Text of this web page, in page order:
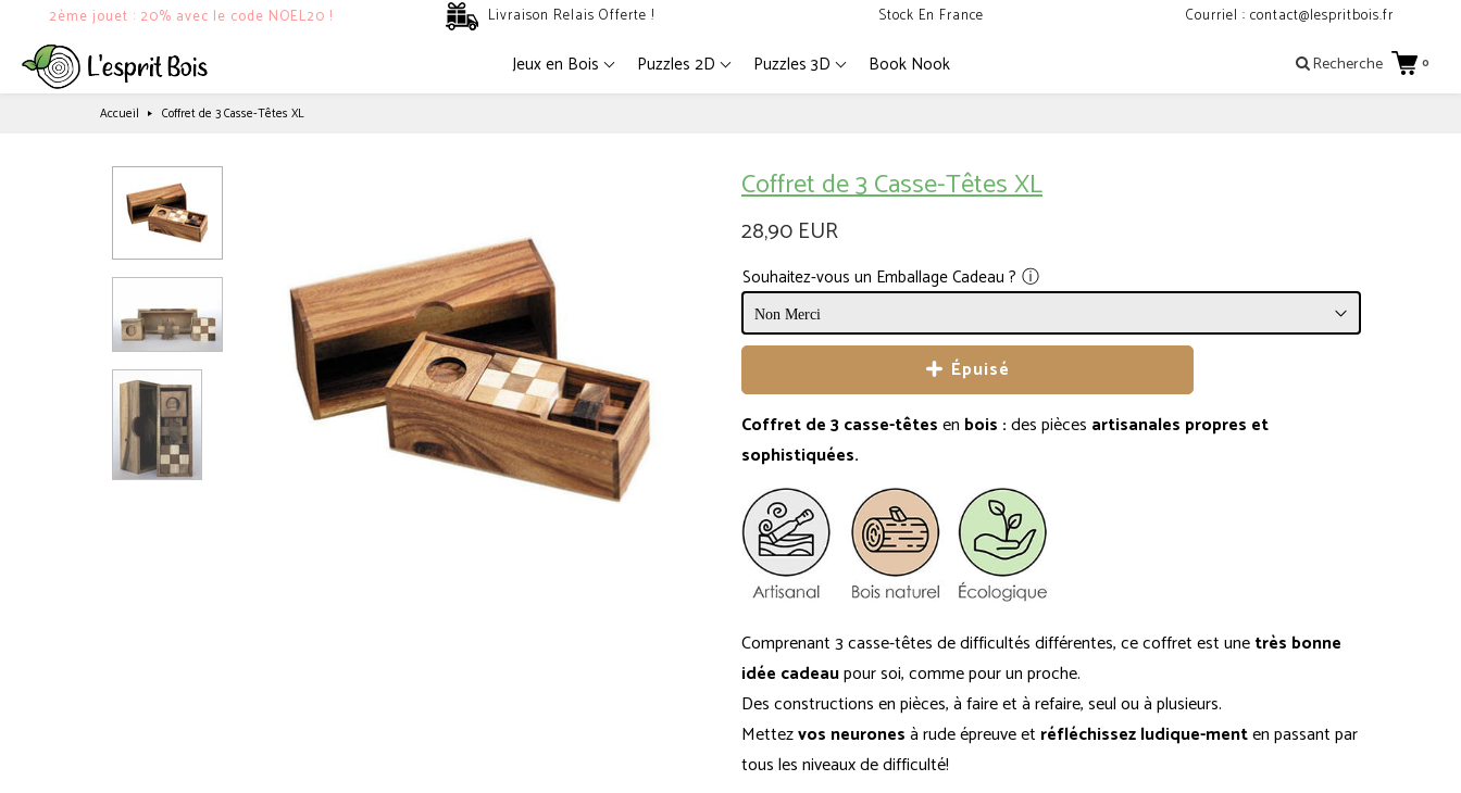
2ème jouet : 20% avec le code NOEL20 ! Livraison Relais Offerte ! Stock En France Courriel : contact@lespritbois.fr
Recherche 0
Jeux en Bois Puzzles 2D Puzzles 3D Book Nook
Accueil Coffret de 3 Casse-Têtes XL
Coffret de 3 Casse-Têtes XL
28,90 EUR
Souhaitez-vous un Emballage Cadeau ? ⓘ
Épuisé
Coffret de 3 casse-têtesen bois :despièces artisanales propres et
sophistiquées.
Comprenant 3 casse-têtes de difficultés différentes, ce coffret est unetrès bonne
idée cadeaupour soi, comme pour un proche.
Des constructions en pièces, à faire et à refaire, seul ou à plusieurs.
Mettezvos neuronesà rude épreuve et réfléchissezludique-menten passant par
tous les niveaux de difficulté!